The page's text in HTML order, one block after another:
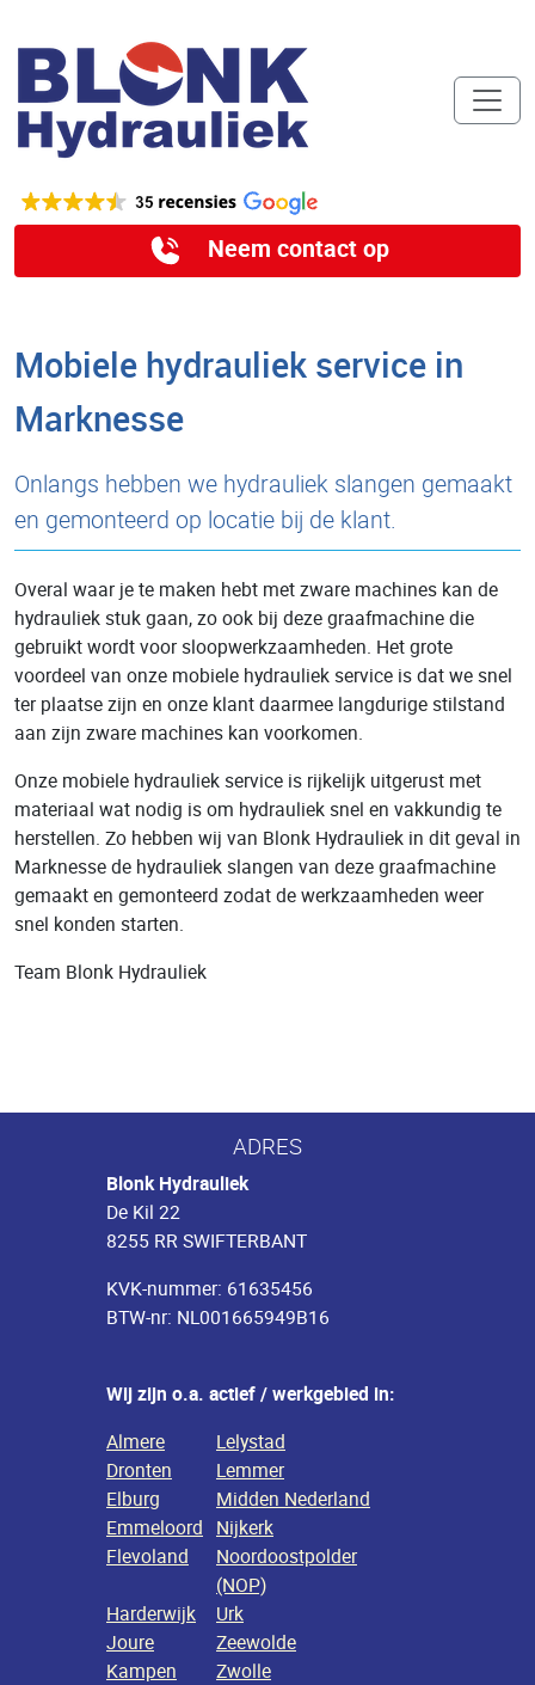
Neem contact op
Mobiele hydrauliek service in
Marknesse
Onlangs hebben we hydrauliek slangen gemaakt
en gemonteerd op locatie bij de klant.
Overal waar je te maken hebt met zware machines kan de
hydrauliek stuk gaan, zo ook bij deze graafmachine die
gebruikt wordt voor sloopwerkzaamheden. Het grote
voordeel van onze mobiele hydrauliek service is dat we snel
ter plaatse zijn en onze klant daarmee langdurige stilstand
aan zijn zware machines kan voorkomen.
Onze mobiele hydrauliek service is rijkelijk uitgerust met
materiaal wat nodig is om hydrauliek snel en vakkundig te
herstellen. Zo hebben wij van Blonk Hydrauliek in dit geval in
Marknesse de hydrauliek slangen van deze graafmachine
gemaakt en gemonteerd zodat de werkzaamheden weer
snel konden starten.
Team Blonk Hydrauliek
ADRES
Blonk Hydrauliek
De Kil 22
8255 RR SWIFTERBANT
KVK-nummer: 61635456
BTW-nr: NL001665949B16
Wij zijn o.a. actief / werkgebied in:
Almere
Lelystad
Dronten
Lemmer
Elburg
Midden Nederland
Emmeloord Nijkerk
Flevoland
Noordoostpolder
(NOP)
Harderwijk
Urk
Joure
Zeewolde
Kampen
Zwolle